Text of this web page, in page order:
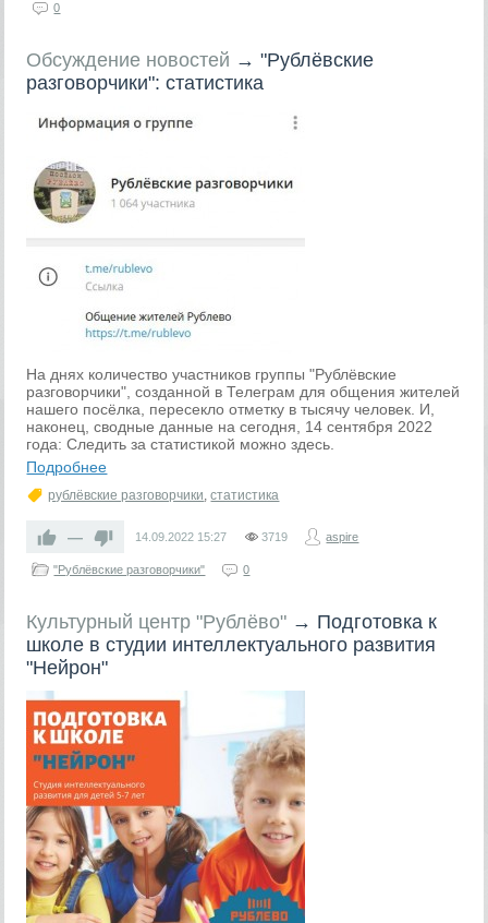
0
Обсуждение новостей →"Рублёвские
разговорчики": статистика
На днях количество участников группы "Рублёвские
разговорчики", созданной в Телеграм для общения жителей
нашего посёлка, пересекло отметку в тысячу человек. И,
наконец, сводные данные на сегодня, 14 сентября 2022
года: Следить за статистикой можно здесь.
Подробнее
рублёвские разговорчики,статистика
— 14.09.2022 15:27 3719 aspire
"Рублёвские разговорчики" 0
Культурный центр "Рублёво" → Подготовка к
школе в студии интеллектуального развития
"Нейрон"